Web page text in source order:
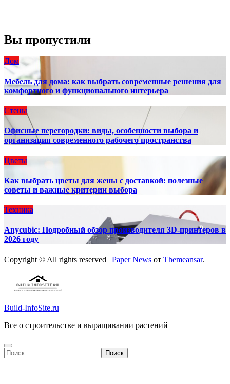
Вы пропустили
Дом
Мебель для дома: как выбрать современные решения для
комфортного и функционального интерьера
Стены
Офисные перегородки: виды, особенности выбора и
организация современного рабочего пространства
Цветы
Как выбрать цветы для жены с доставкой: полезные
советы и важные критерии выбора
Техника
Anycubic: Подробный обзор производителя 3D-принтеров в
2026 году
Copyright © All rights reserved | Paper News от Themeansar.
Build-InfoSite.ru
Все о строительстве и выращивании растений
Найти: